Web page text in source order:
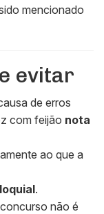
mencionado
evitar
de erros
com feijão nota
ao que a
.
não é